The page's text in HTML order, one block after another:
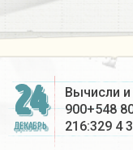
24
ДЕКАБРЬ
Вычисли
900+548
216:329 4